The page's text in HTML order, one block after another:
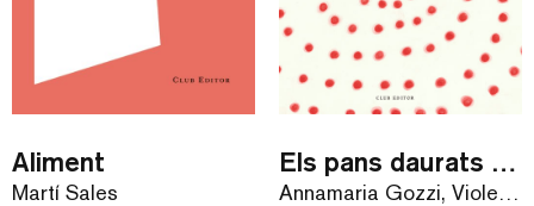
Aliment
Martí Sales
Els pans daurats de la velleta
Annamaria Gozzi, Violeta Lópiz